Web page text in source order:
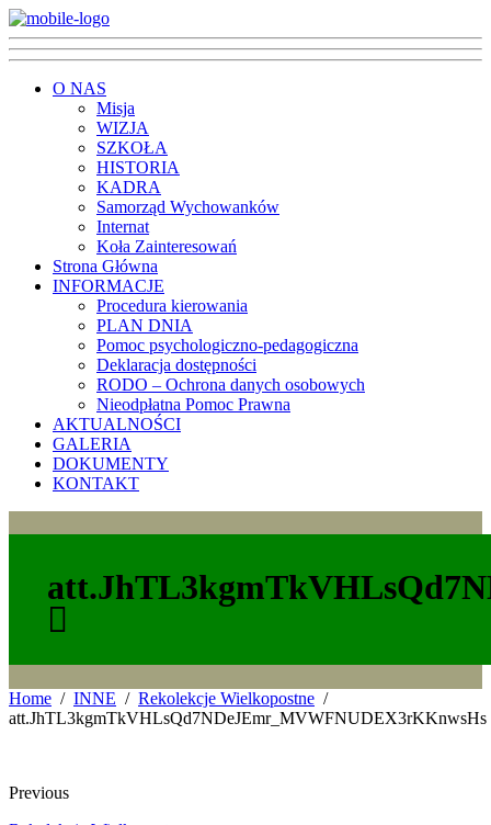
O NAS
Misja
WIZJA
SZKOŁA
HISTORIA
KADRA
Samorząd Wychowanków
Internat
Koła Zainteresowań
Strona Główna
INFORMACJE
Procedura kierowania
PLAN DNIA
Pomoc psychologiczno-pedagogiczna
Deklaracja dostępności
RODO – Ochrona danych osobowych
Nieodpłatna Pomoc Prawna
AKTUALNOŚCI
GALERIA
DOKUMENTY
KONTAKT
Home INNE
Rekolekcje Wielkopostne
att.JhTL3kgmTkVHLsQd7NDeJEmr_MVWFNUDEX3rKKnwsHs
Previous